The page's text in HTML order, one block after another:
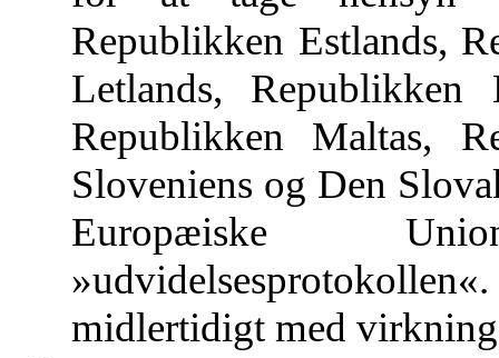
Republikken Estlands,
Letlands, Republikken
Republikken Maltas,
Sloveniens og Den
Europæiske
midlertidigt med